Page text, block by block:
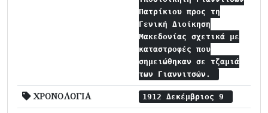
Πατρίκιου προς τη
Γενική Διοίκηση
Μακεδονίας σχετικά με
καταστροφές που
σημειώθηκαν σε τζαμιά
των Γιαννιτσών.
ΧΡΟΝΟΛΟΓΙΑ 1912 Δεκέμβριος 9